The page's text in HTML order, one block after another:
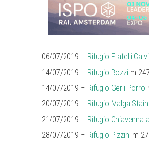
06/07/2019 – Rifugio Fratelli Calvi
14/07/2019 – Rifugio Bozzi m
14/07/2019 – Rifugio Gerli Porro
20/07/2019 – Rifugio Malga Stain
21/07/2019 – Rifugio Chiavenna
28/07/2019 – Rifugio Pizzini m